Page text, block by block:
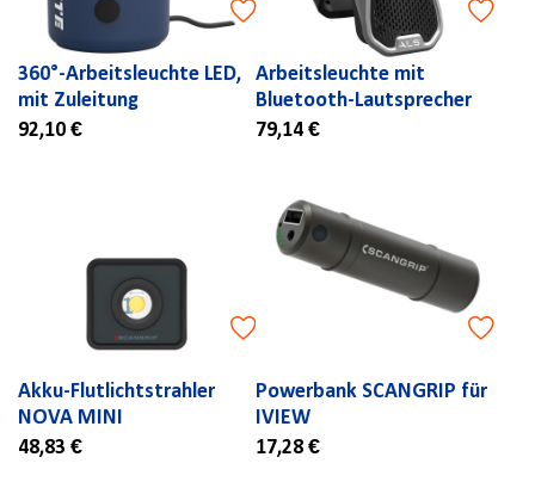
360°-Arbeitsleuchte LED,
mit Zuleitung
92,10 €
Arbeitsleuchte mit
Bluetooth-Lautsprecher
79,14 €
Akku-Flutlichtstrahler
NOVA MINI
48,83 €
Powerbank SCANGRIP für
IVIEW
17,28 €